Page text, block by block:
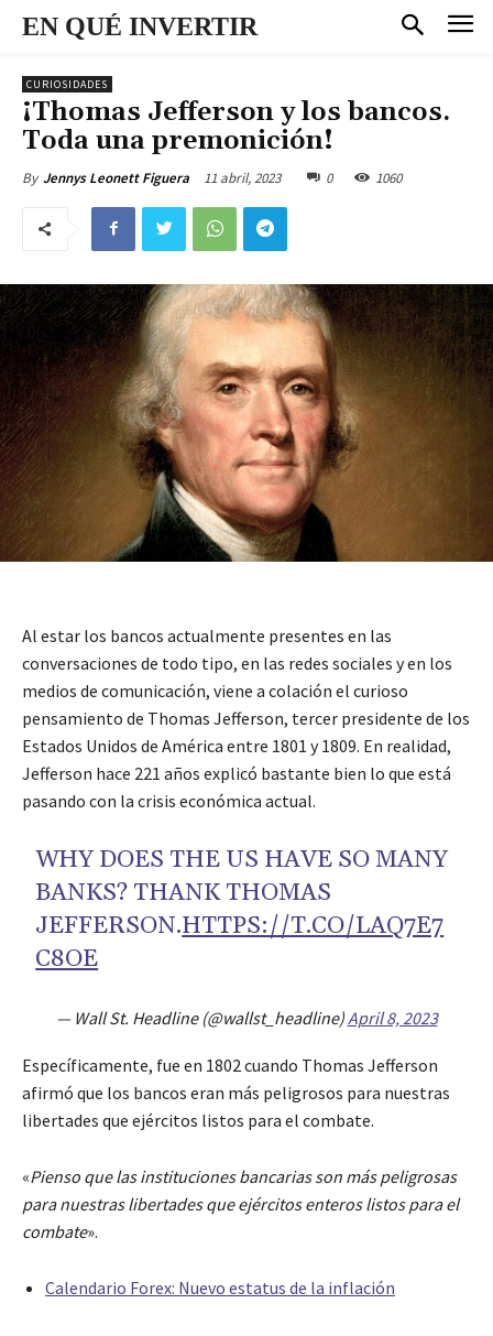
EN QUÉ INVERTIR
CURIOSIDADES
¡Thomas Jefferson y los bancos.
Toda una premonición!
By Jennys Leonett Figuera 11 abril, 2023 0 1060
Al estar los bancos actualmente presentes en las
conversaciones de todo tipo, en las redes sociales y en los
medios de comunicación, viene a colación el curioso
pensamiento de Thomas Jefferson, tercer presidente de los
Estados Unidos de América entre 1801 y 1809. En realidad,
Jefferson hace 221 años explicó bastante bien lo que está
pasando con la crisis económica actual.
WHY DOES THE US HAVE SO MANY
BANKS? THANK THOMAS
JEFFERSON.HTTPS://T.CO/LAQ7E7
C8OE
— Wall St. Headline (@wallst_headline) April 8, 2023
Específicamente, fue en 1802 cuando Thomas Jefferson
afirmó que los bancos eran más peligrosos para nuestras
libertades que ejércitos listos para el combate.
«Pienso que las instituciones bancarias son más peligrosas
para nuestras libertades que ejércitos enteros listos para el
combate».
Calendario Forex: Nuevo estatus de la inflación